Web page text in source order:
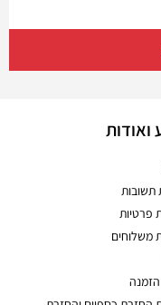
ואודות
תשובות
פרטיות
משלוחים